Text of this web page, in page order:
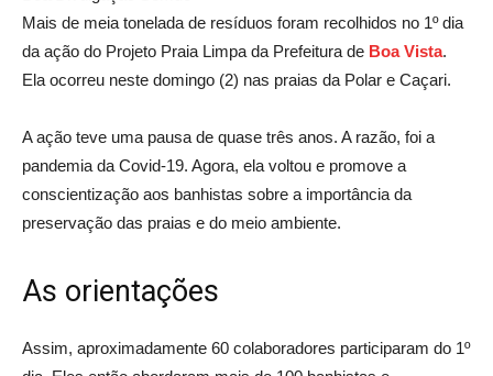
Mais de meia tonelada de resíduos foram recolhidos no 1º dia
da ação do Projeto Praia Limpa da Prefeitura de Boa Vista.
Ela ocorreu neste domingo (2) nas praias da Polar e Caçari.
A ação teve uma pausa de quase três anos. A razão, foi a
pandemia da Covid-19. Agora, ela voltou e promove a
conscientização aos banhistas sobre a importância da
preservação das praias e do meio ambiente.
As orientações
Assim, aproximadamente 60 colaboradores participaram do 1º